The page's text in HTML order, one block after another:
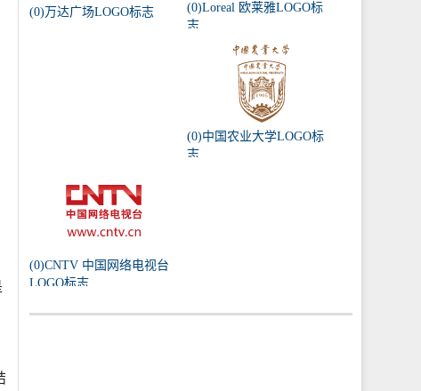
(0)万达广场LOGO标志
(0)Loreal 欧莱雅LOGO标
志
(0)中国农业大学LOGO标
志
(0)CNTV 中国网络电视台
LOGO标志